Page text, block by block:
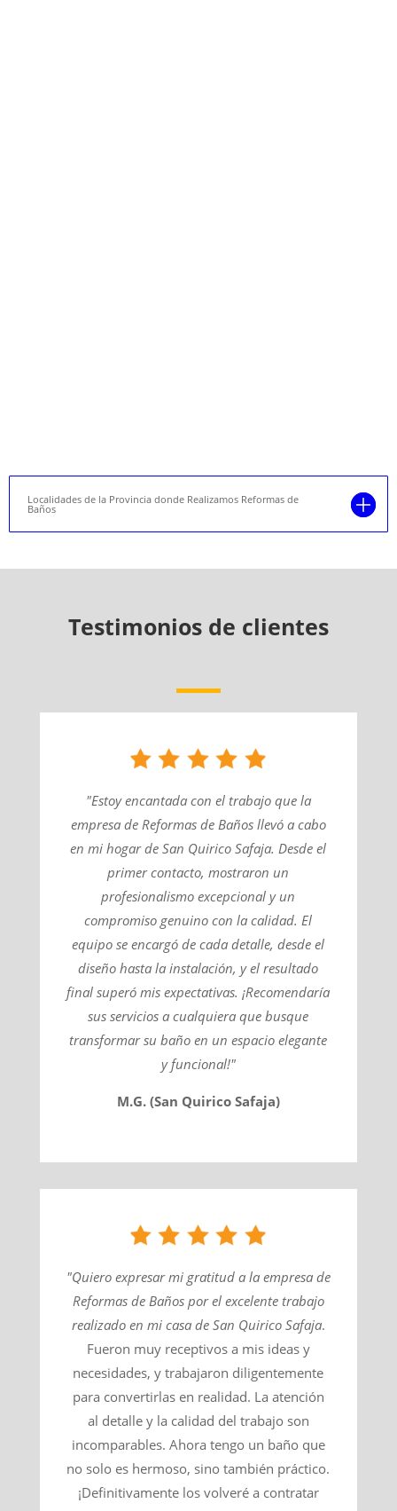
Localidades de la Provincia donde Realizamos Reformas de
Baños
Testimonios de clientes
"Estoy encantada con el trabajo que la
empresa de Reformas de Baños llevó a cabo
en mi hogar de San Quirico Safaja. Desde el
primer contacto, mostraron un
profesionalismo excepcional y un
compromiso genuino con la calidad. El
equipo se encargó de cada detalle, desde el
diseño hasta la instalación, y el resultado
final superó mis expectativas. ¡Recomendaría
sus servicios a cualquiera que busque
transformar su baño en un espacio elegante
y funcional!"
M.G. (San Quirico Safaja)
"Quiero expresar mi gratitud a la empresa de
Reformas de Baños por el excelente trabajo
realizado en mi casa de San Quirico Safaja​.
Fueron muy receptivos a mis ideas y
necesidades, y trabajaron diligentemente
para convertirlas en realidad. La atención
al detalle y la calidad del trabajo son
incomparables. Ahora tengo un baño que
no solo es hermoso, sino también práctico.
¡Definitivamente los volveré a contratar